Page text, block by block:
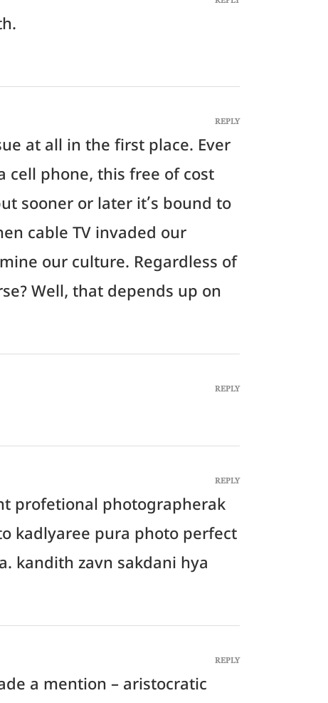
at all in the first place. Ever
cell phone, this free of cost
sooner or later it’s bound to
cable TV invaded our
our culture. Regardless of
Well, that depends up on
REPLY
REPLY
profetional photographerak
kadlyaree pura photo perfect
kandith zavn sakdani hya
REPLY
a mention – aristocratic
REPLY